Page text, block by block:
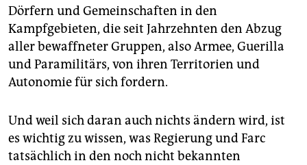
Dörfern und Gemeinschaften in den
Kampfgebieten, die seit Jahrzehnten den Abzug
aller bewaffneter Gruppen, also Armee, Guerilla
und Paramilitärs, von ihren Territorien und
Autonomie für sich fordern.
Und weil sich daran auch nichts ändern wird, ist
es wichtig zu wissen, was Regierung und Farc
tatsächlich in den noch nicht bekannten